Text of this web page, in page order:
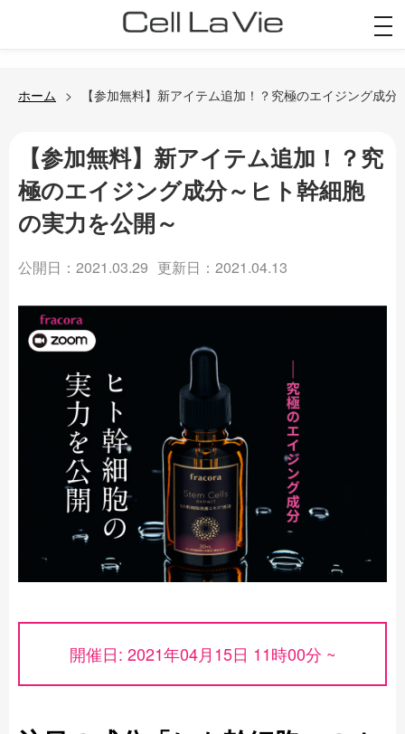
ホーム 【参加無料】新アイテム追加！？究極のエイジング成
【参加無料】新アイテム追加！？究
極のエイジング成分～ヒト幹細胞
の実力を公開～
公開日：2021.03.29 更新日：2021.04.13
開催日: 2021年04月15日 11時00分 ~